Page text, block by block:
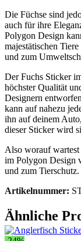
Die Füchse sind
auch für ihre
Polygon Design
majestätischen
und zum
Der Fuchs Sticker
höchster Qualität
Designern
kann auf nahezu
ihn auf deinem
dieser Sticker wird
Also worauf
im Polygon Design
und zum Tierschutz.
Artikelnummer:
Ähnliche